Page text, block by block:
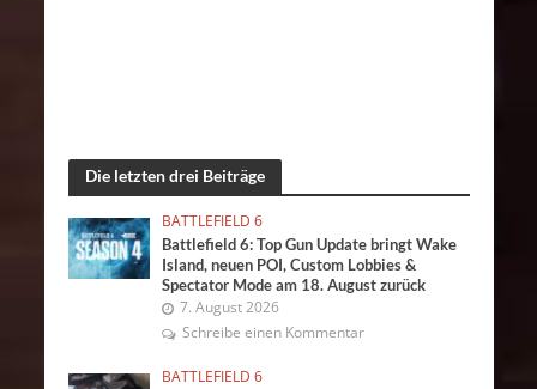
Die letzten drei Beiträge
BATTLEFIELD 6
Battlefield 6: Top Gun Update bringt Wake
Island, neuen POI, Custom Lobbies &
Spectator Mode am 18. August zurück
7. August 2026
Schreibe einen Kommentar
BATTLEFIELD 6